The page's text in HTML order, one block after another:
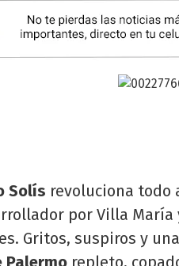
Solís revoluciona todo
por Villa
Gritos, suspiros y
Palermo repleto,